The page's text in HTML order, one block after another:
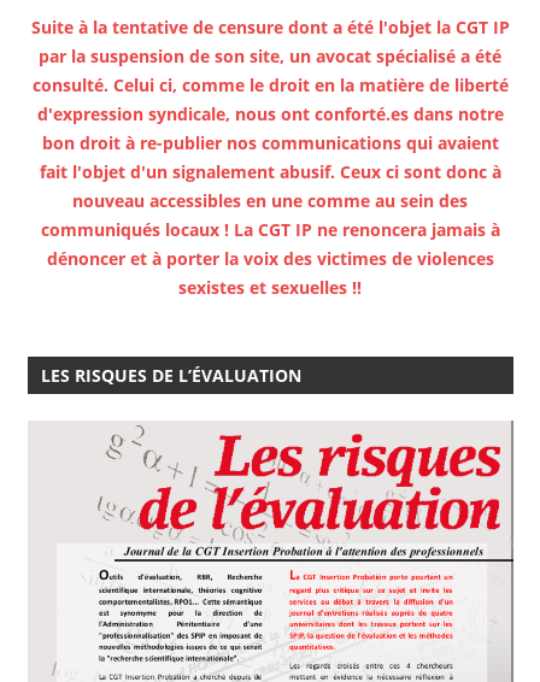
Suite à la tentative de censure dont a été l'objet la CGT IP
par la suspension de son site, un avocat spécialisé a été
consulté. Celui ci, comme le droit en la matière de liberté
d'expression syndicale, nous ont conforté.es dans notre
bon droit à re-publier nos communications qui avaient
fait l'objet d'un signalement abusif. Ceux ci sont donc à
nouveau accessibles en une comme au sein des
communiqués locaux ! La CGT IP ne renoncera jamais à
dénoncer et à porter la voix des victimes de violences
sexistes et sexuelles !!
LES RISQUES DE L’ÉVALUATION